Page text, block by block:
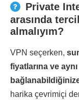
Private
arasında
almalıyım?
VPN seçerken,
fiyatlarına ve
harika çevrimiçi